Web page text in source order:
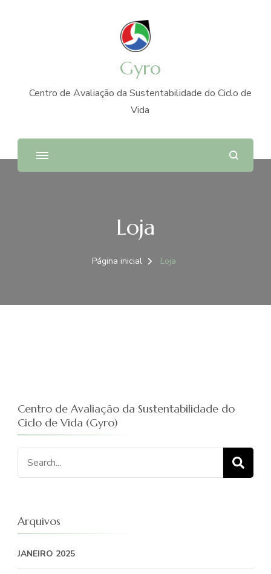
Gyro
Centro de Avaliação da Sustentabilidade do Ciclo de
Vida
Loja
Página inicial Loja
Centro de Avaliação da Sustentabilidade do
Ciclo de Vida (Gyro)
Procurar
por:
Arquivos
JANEIRO 2025